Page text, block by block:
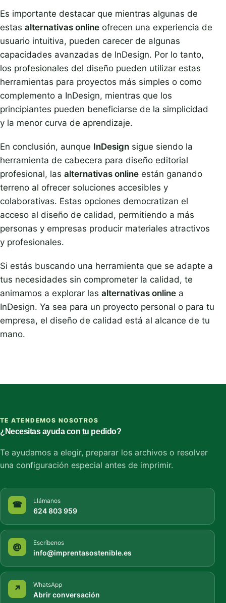
Es importante destacar que mientras algunas de
estas alternativas online ofrecen una experiencia de
usuario intuitiva, pueden carecer de algunas
capacidades avanzadas de InDesign. Por lo tanto,
los profesionales del diseño pueden utilizar estas
herramientas para proyectos más simples o como
complemento a InDesign, mientras que los
principiantes pueden beneficiarse de la simplicidad
y la menor curva de aprendizaje.
En conclusión, aunque InDesign sigue siendo la
herramienta de cabecera para diseño editorial
profesional, las alternativas online están ganando
terreno al ofrecer soluciones accesibles y
colaborativas. Estas opciones democratizan el
acceso al diseño de calidad, permitiendo a más
personas y empresas producir materiales atractivos
y profesionales.
Si estás buscando una herramienta que se adapte a
tus necesidades sin comprometer la calidad, te
animamos a explorar las alternativas online a
InDesign. Ya sea para un proyecto personal o para tu
empresa, el diseño de calidad está al alcance de tu
mano.
TE ATENDEMOS NOSOTROS
¿Necesitas ayuda con tu pedido?
Te ayudamos a elegir, preparar los archivos o resolver
una configuración especial antes de imprimir.
☎ Llámanos
624 803 959
@ Escríbenos
info@imprentasostenible.es
↗ WhatsApp
Abrir conversación